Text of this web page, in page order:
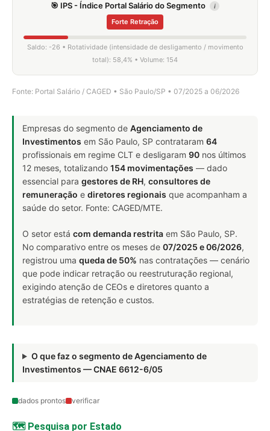
🎯 IPS - Índice Portal Salário do Segmento i
Forte Retração
Saldo: -26 • Rotatividade (intensidade de desligamento / movimento
total): 58,4% • Volume: 154
Fonte: Portal Salário / CAGED • São Paulo/SP • 07/2025 a 06/2026
Empresas do segmento de Agenciamento de
Investimentos em São Paulo, SP contrataram 64
profissionais em regime CLT e desligaram 90 nos últimos
12 meses, totalizando 154 movimentações — dado
essencial para gestores de RH, consultores de
remuneração e diretores regionais que acompanham a
saúde do setor. Fonte: CAGED/MTE.
O setor está com demanda restrita em São Paulo, SP.
No comparativo entre os meses de 07/2025 e 06/2026,
registrou uma queda de 50% nas contratações — cenário
que pode indicar retração ou reestruturação regional,
exigindo atenção de CEOs e diretores quanto a
estratégias de retenção e custos.
O que faz o segmento de Agenciamento de
Investimentos — CNAE 6612-6/05
dados prontos verificar
🗺️ Pesquisa por Estado